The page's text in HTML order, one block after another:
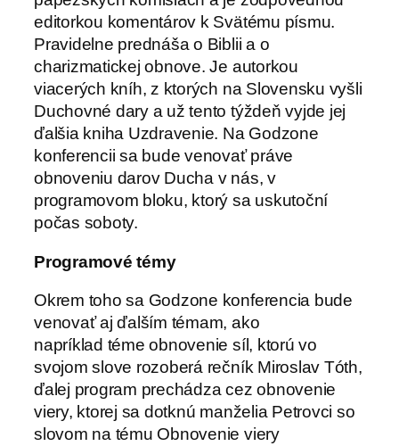
editorkou komentárov k Svätému písmu.
Pravidelne prednáša o Biblii a o
charizmatickej obnove. Je autorkou
viacerých kníh, z ktorých na Slovensku vyšli
Duchovné dary a už tento týždeň vyjde jej
ďalšia kniha Uzdravenie. Na Godzone
konferencii sa bude venovať práve
obnoveniu darov Ducha v nás, v
programovom bloku, ktorý sa uskutoční
počas soboty.
Programové témy
Okrem toho sa Godzone konferencia bude
venovať aj ďalším témam, ako
napríklad téme obnovenie síl, ktorú vo
svojom slove rozoberá rečník Miroslav Tóth,
ďalej program prechádza cez obnovenie
viery, ktorej sa dotknú manželia Petrovci so
slovom na tému Obnovenie viery